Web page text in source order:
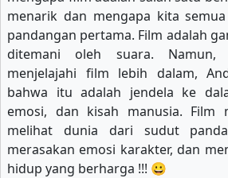
menarik dan mengapa kita
pandangan pertama. Film adalah
ditemani oleh suara.
menjelajahi film lebih dalam,
bahwa itu adalah jendela ke
emosi, dan kisah manusia. Film
melihat dunia dari sudut
merasakan emosi karakter, dan
hidup yang berharga !!! 😀